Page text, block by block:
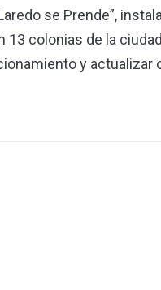
se Prende”,
13 colonias de la
y actualizar